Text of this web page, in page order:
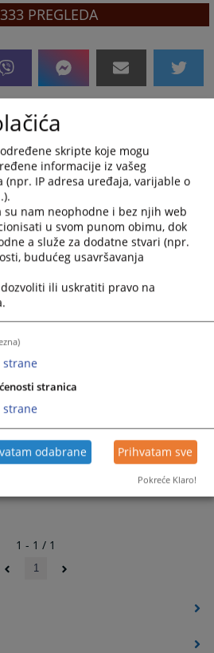
PREGLEDA
pisarnice
1 - 1 / 1
1
skripte koje mogu
informacije iz vašeg
(npr. IP adresa uređaja, varijable o
nam neophodne i bez njih web
u svom punom obimu, dok
a služe za dodatne stvari (npr.
budućeg usavršavanja
ili uskratiti pravo na
strane
stranica
strane
odabrane Prihvatam sve
Pokreće Klaro!